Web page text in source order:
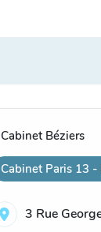
Cabinet Béziers
Cabinet Paris 13 -
3 Rue